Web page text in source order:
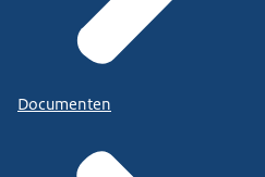
Documenten